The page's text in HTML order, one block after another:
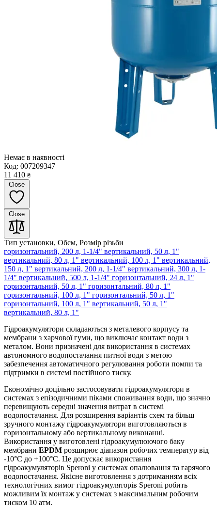
Немає в наявності
Код: 007209347
11 410 ₴
Close
Close
Тип установки, Обєм, Розмір різьби
горизонтальний, 200 л, 1-1/4" вертикальний, 50 л, 1"
вертикальний, 80 л, 1" вертикальний, 100 л, 1" вертикальний,
150 л, 1" вертикальний, 200 л, 1-1/4" вертикальний, 300 л, 1-
1/4" вертикальний, 500 л, 1-1/4" горизонтальний, 24 л, 1"
горизонтальний, 50 л, 1" горизонтальний, 80 л, 1"
горизонтальний, 100 л, 1" горизонтальний, 50 л, 1"
горизонтальний, 100 л, 1" вертикальний, 50 л, 1"
вертикальний, 80 л, 1"
Гідроакумулятори складаються з металевого корпусу та
мембрани з харчової гуми, що виключає контакт води з
металом. Вони призначені для використання в системах
автономного водопостачання питної води з метою
забезпечення автоматичного регулювання роботи помпи та
підтримки в системі постійного тиску.
Економічно доцільно застосовувати гідроакумулятори в
системах з епізодичними піками споживання води, що значно
перевищують середні значення витрат в системі
водопостачання. Для розширення варіантів схем та більш
зручного монтажу гідроакумулятори виготовляються в
горизонтальному або вертикальному виконанні.
Використання у виготовлені гідроакумулюючого баку
мембрани EPDM розширює діапазон робочих температур від
-10°С до +100°С. Це допускає використання
гідроакумуляторів Speroni у системах опалювання та гарячого
водопостачання. Якісне виготовлення з дотриманням всіх
технологічних вимог гідроакумуляторів Speroni робить
можливим їх монтаж у системах з максимальним робочим
тиском 10 атм.